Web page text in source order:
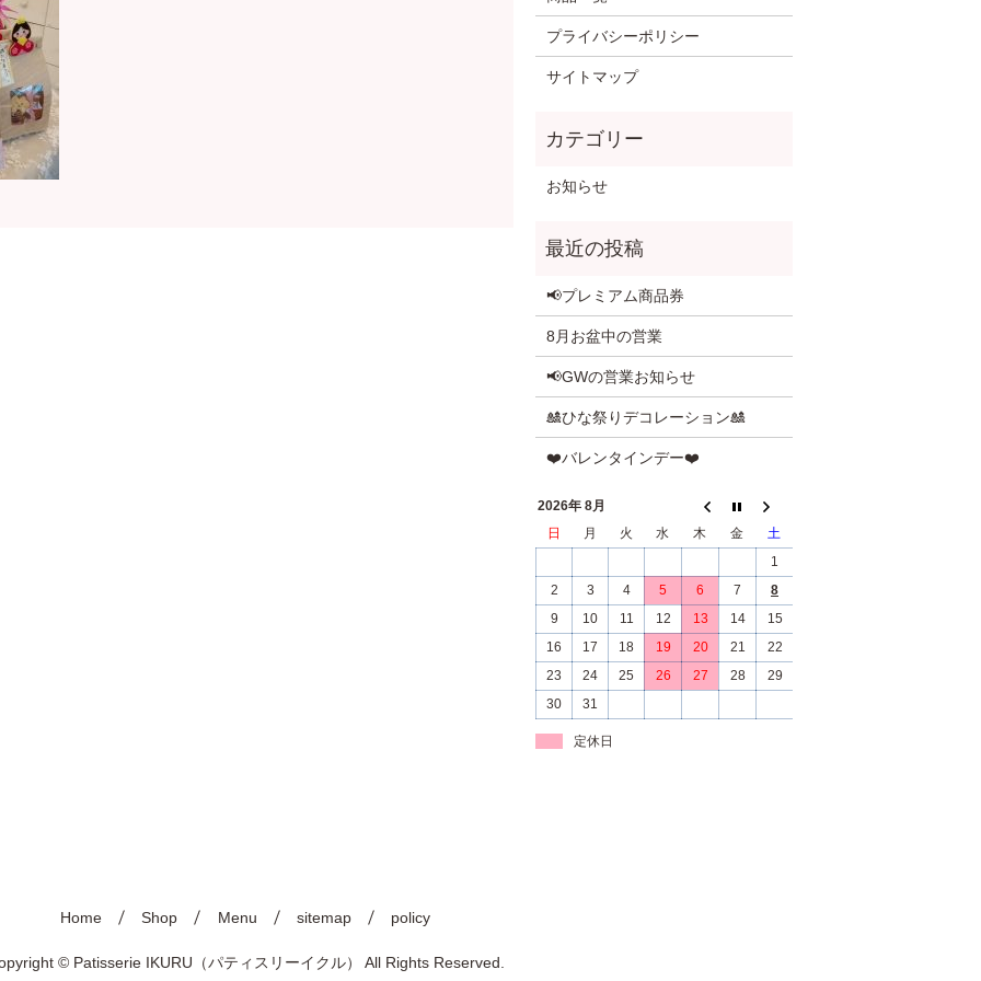
プライバシーポリシー
サイトマップ
お知らせ
📢プレミアム商品券
8月お盆中の営業
📢GWの営業お知らせ
🎎ひな祭りデコレーション🎎
❤️バレンタインデー❤️
2026年 8月
日
月 火 水 木 金
土
1
2
3 4 5 6 7
8
9
10 11 12 13 14
15
16
17 18 19 20 21
22
23
24 25 26 27 28
29
30
31
定休日
Home Shop Menu sitemap policy
© Patisserie IKURU（パティスリーイクル） All Rights Reserved.